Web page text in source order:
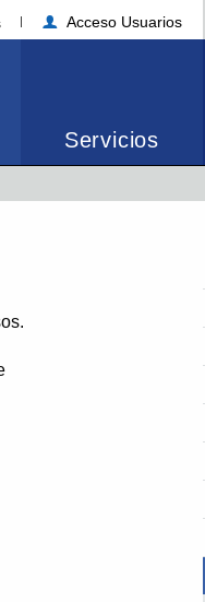
Acceso Usuarios
Servicios